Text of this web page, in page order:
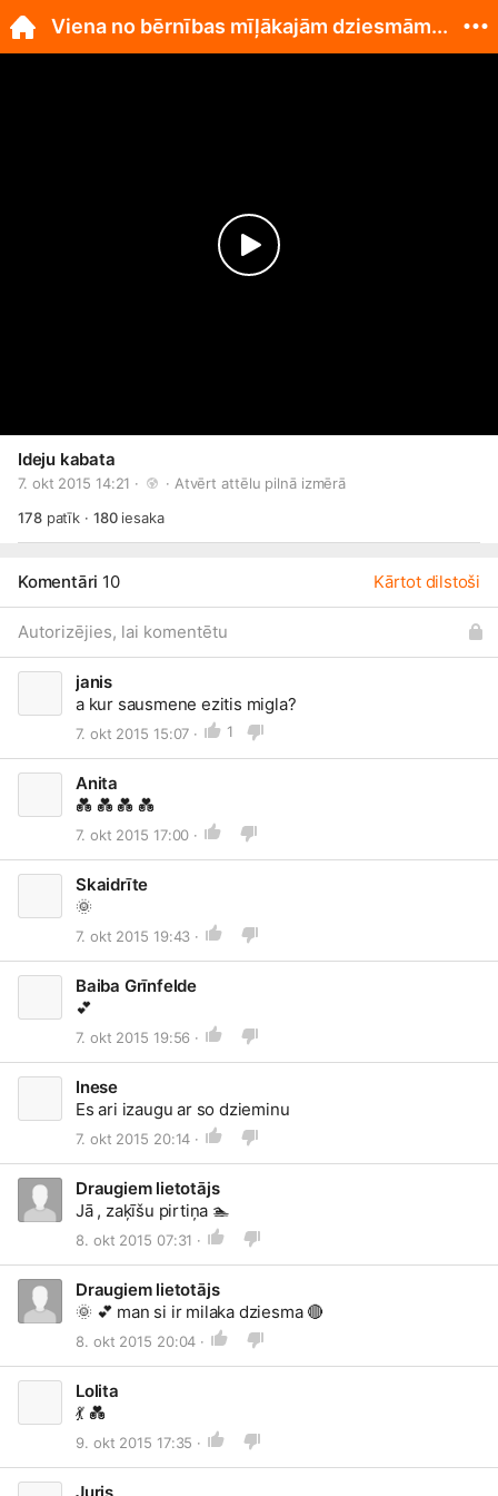
Ideju kabata
7. okt 2015 14:21 · · Atvērt attēlu pilnā izmērā
178patīk · 180iesaka
Komentāri 10 Kārtot dilstoši
Autorizējies, lai komentētu
janis
a kur sausmene ezitis migla?
7. okt 2015 15:07 · 1
Anita
💑 💑 💑 💑
7. okt 2015 17:00 ·
Skaidrīte
🌞
7. okt 2015 19:43 ·
Baiba Grīnfelde
💕
7. okt 2015 19:56 ·
Inese
Es ari izaugu ar so dzieminu
7. okt 2015 20:14 ·
Draugiem lietotājs
Jā , zaķīšu pirtiņa 🏊
8. okt 2015 07:31 ·
Draugiem lietotājs
🌞 💕 man si ir milaka dziesma 🔴
8. okt 2015 20:04 ·
Lolita
💃 💑
9. okt 2015 17:35 ·
Viena no bērnības mīļākajām dziesmām...